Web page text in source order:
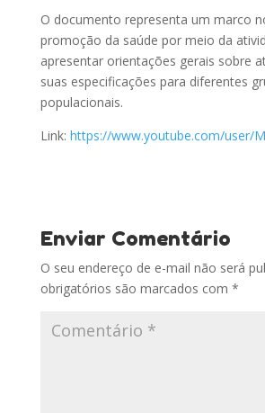
O documento representa um marco
promoção da saúde por meio da
apresentar orientações gerais sobre
suas especificações para diferentes
populacionais.
Link: https://www.youtube.com/user/
Enviar Comentário
O seu endereço de e-mail não será
obrigatórios são marcados com *